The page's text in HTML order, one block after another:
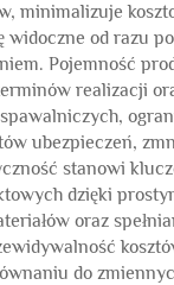
minimalizuje
od razu
Pojemność
realizacji
ubezpieczeń,
stanowi
dzięki
oraz
do